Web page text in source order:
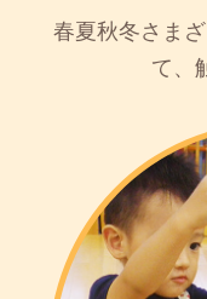
春夏秋冬さま
て、